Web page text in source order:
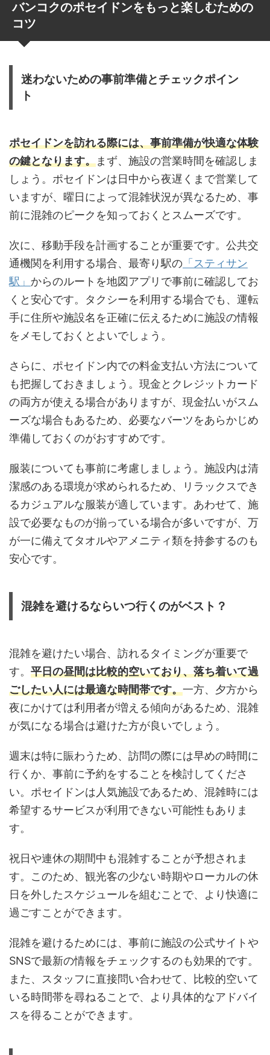
バンコクのポセイドンをもっと楽しむための
コツ
迷わないための事前準備とチェックポイン
ト
ポセイドンを訪れる際には、事前準備が快適な体験
の鍵となります。まず、施設の営業時間を確認しま
しょう。ポセイドンは日中から夜遅くまで営業して
いますが、曜日によって混雑状況が異なるため、事
前に混雑のピークを知っておくとスムーズです。
次に、移動手段を計画することが重要です。公共交
通機関を利用する場合、最寄り駅の 「スティサン
駅」 からのルートを地図アプリで事前に確認してお
くと安心です。タクシーを利用する場合でも、運転
手に住所や施設名を正確に伝えるために施設の情報
をメモしておくとよいでしょう。
さらに、ポセイドン内での料金支払い方法について
も把握しておきましょう。現金とクレジットカード
の両方が使える場合がありますが、現金払いがスム
ーズな場合もあるため、必要なバーツをあらかじめ
準備しておくのがおすすめです。
服装についても事前に考慮しましょう。施設内は清
潔感のある環境が求められるため、リラックスでき
るカジュアルな服装が適しています。あわせて、施
設で必要なものが揃っている場合が多いですが、万
が一に備えてタオルやアメニティ類を持参するのも
安心です。
混雑を避けるならいつ行くのがベスト？
混雑を避けたい場合、訪れるタイミングが重要で
す。 平日の昼間は比較的空いており、落ち着いて過
ごしたい人には最適な時間帯です。一方、夕方から
夜にかけては利用者が増える傾向があるため、混雑
が気になる場合は避けた方が良いでしょう。
週末は特に賑わうため、訪問の際には早めの時間に
行くか、事前に予約をすることを検討してくださ
い。ポセイドンは人気施設であるため、混雑時には
希望するサービスが利用できない可能性もありま
す。
祝日や連休の期間中も混雑することが予想されま
す。このため、観光客の少ない時期やローカルの休
日を外したスケジュールを組むことで、より快適に
過ごすことができます。
混雑を避けるためには、事前に施設の公式サイトや
SNSで最新の情報をチェックするのも効果的です。
また、スタッフに直接問い合わせて、比較的空いて
いる時間帯を尋ねることで、より具体的なアドバイ
スを得ることができます。